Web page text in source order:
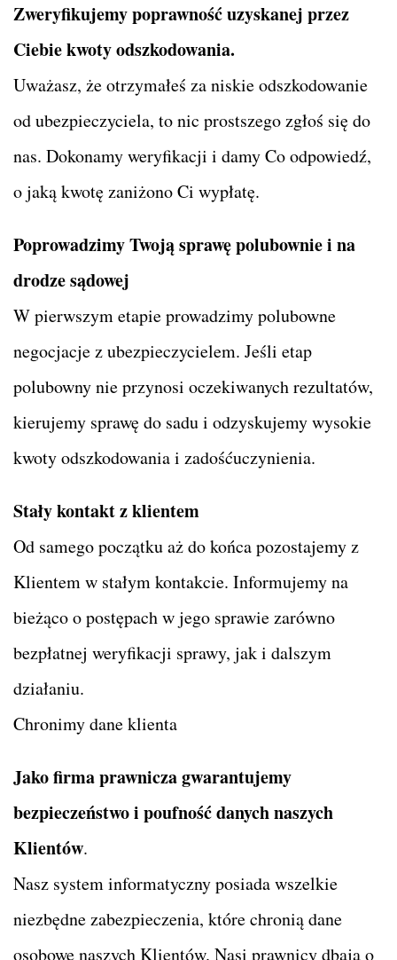
Zweryfikujemy poprawność uzyskanej przez
Ciebie kwoty odszkodowania.
Uważasz, że otrzymałeś za niskie odszkodowanie
od ubezpieczyciela, to nic prostszego zgłoś się do
nas. Dokonamy weryfikacji i damy Co odpowiedź,
o jaką kwotę zaniżono Ci wypłatę.
Poprowadzimy Twoją sprawę polubownie i na
drodze sądowej
W pierwszym etapie prowadzimy polubowne
negocjacje z ubezpieczycielem. Jeśli etap
polubowny nie przynosi oczekiwanych rezultatów,
kierujemy sprawę do sadu i odzyskujemy wysokie
kwoty odszkodowania i zadośćuczynienia.
Stały kontakt z klientem
Od samego początku aż do końca pozostajemy z
Klientem w stałym kontakcie. Informujemy na
bieżąco o postępach w jego sprawie zarówno
bezpłatnej weryfikacji sprawy, jak i dalszym
działaniu.
Chronimy dane klienta
Jako firma prawnicza gwarantujemy
bezpieczeństwo i poufność danych naszych
Klientów.
Nasz system informatyczny posiada wszelkie
niezbędne zabezpieczenia, które chronią dane
osobowe naszych Klientów. Nasi prawnicy dbają o